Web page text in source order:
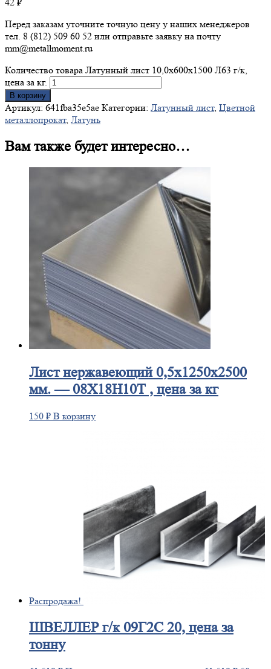
Перед заказам уточните точную цену у наших менеджеров
тел. 8 (812) 509 60 52 или отправьте заявку на почту
mm@metallmoment.ru
Количество товара Латунный лист 10,0х600х1500 Л63 г/к,
цена за кг.
В корзину
Артикул: 641fba35e5ae Категории: Латунный лист, Цветной
металлопрокат, Латунь
Вам также будет интересно…
Листнержавеющий 0,5x1250x2500
мм. — 08Х18Н10Т , цена за кг
150 ₽ В корзину
Распродажа!
ШВЕЛЛЕРг/к 09Г2С 20, цена за
тонну